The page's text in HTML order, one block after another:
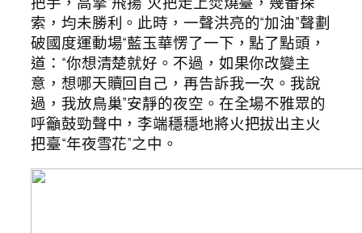
索，均未勝利。此時，一聲洪亮的“加油”聲劃
破國度運動場“藍玉華愣了一下，點了點頭，
道：“你想清楚就好。不過，如果你改變主
意，想哪天贖回自己，再告訴我一次。我說
過，我放鳥巢”安靜的夜空。在全場不雅眾的
呼籲鼓勁聲中，李端穩穩地將火把拔出主火
把臺“年夜雪花”之中。